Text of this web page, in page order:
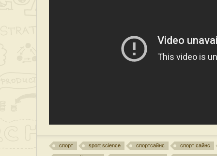
спорт sport science спортсайнс спорт сайнс